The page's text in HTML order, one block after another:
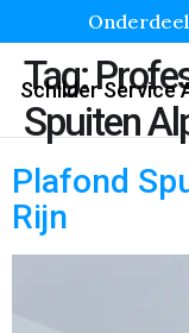
Schilder Service
Tag:
Spuiten
Plafond
Rijn